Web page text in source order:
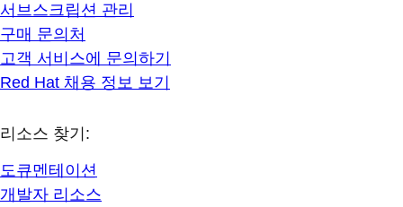
서브스크립션 관리
구매 문의처
고객 서비스에 문의하기
Red Hat 채용 정보 보기
리소스 찾기:
도큐멘테이션
개발자 리소스